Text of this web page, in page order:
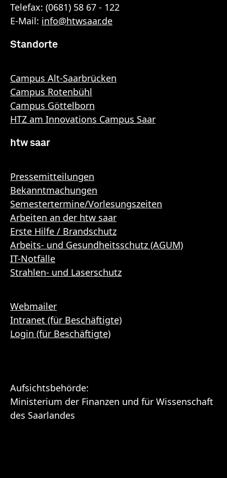
Telefax: (0681) 58 67 - 122
E-Mail: info@htwsaar.de
Standorte
Campus Alt-Saarbrücken
Campus Rotenbühl
Campus Göttelborn
HTZ am Innovations Campus Saar
htw saar
Pressemitteilungen
Bekanntmachungen
Semestertermine/Vorlesungszeiten
Arbeiten an der htw saar
Erste Hilfe / Brandschutz
Arbeits- und Gesundheitsschutz (AGUM)
IT-Notfälle
Strahlen- und Laserschutz
Webmailer
Intranet (für Beschäftigte)
Login (für Beschäftigte)
Aufsichtsbehörde:
Ministerium der Finanzen und für Wissenschaft
des Saarlandes